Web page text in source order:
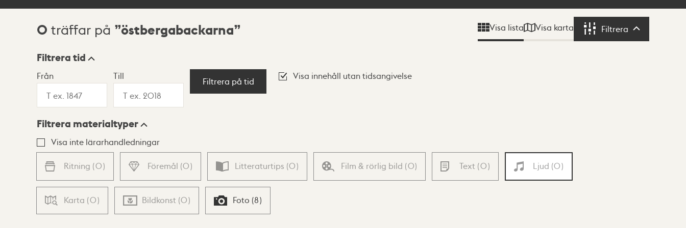
Sökresultat
0 träffar på östbergabackarna Visa lista Visa karta Filtrera Filtrera
Visningsläge
Lista Karta
Filtrera tid
Från Till
Filtrera på tid
Visa innehåll utan tidsangivelse
Filtrera materialtyper
Visa inte lärarhandledningar
Ritning (0) Föremål (0) Litteraturtips (0) Film & rörlig bild (0) Text (0) Ljud (0)
Karta (0) Bildkonst (0) Foto (8)